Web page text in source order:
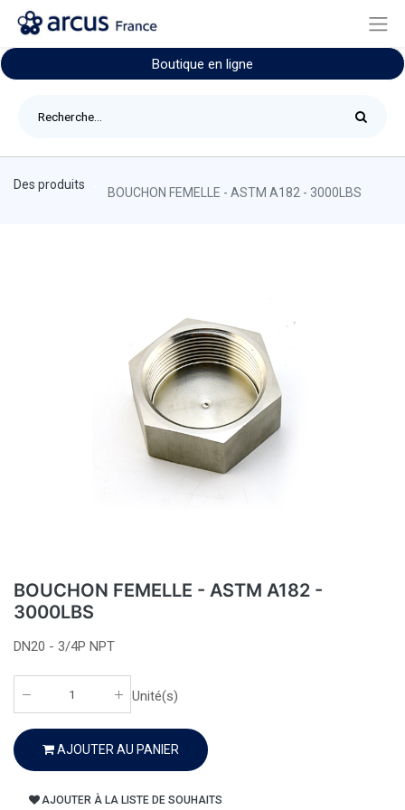
Boutique en ligne
Des produits
BOUCHON FEMELLE - ASTM A182 - 3000LBS
BOUCHON FEMELLE - ASTM A182 -
3000LBS
DN20 - 3/4P NPT
Unité(s)
AJOUTER AU PANIER
AJOUTER À LA LISTE DE SOUHAITS